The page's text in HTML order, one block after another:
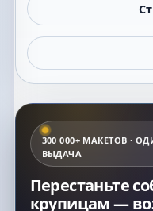
300 000+ МАКЕТОВ ·
ВЫДАЧА
Перестаньте
крупицам —